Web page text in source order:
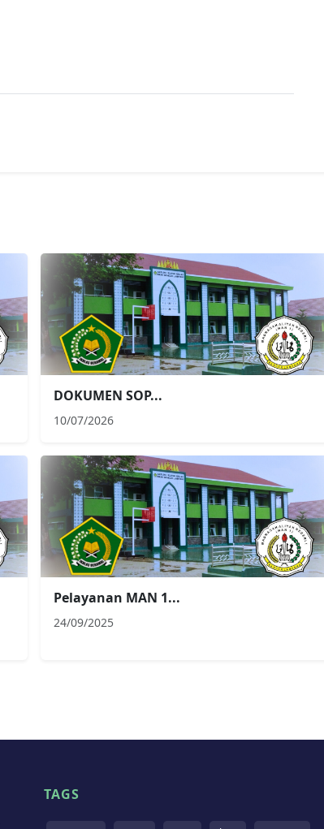
DOKUMEN SOP...
10/07/2026
Pelayanan MAN 1...
24/09/2025
TAGS